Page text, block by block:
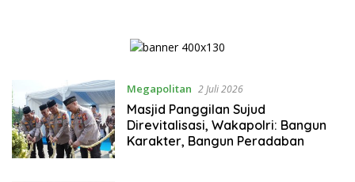
Megapolitan 2 Juli 2026
Masjid Panggilan Sujud
Direvitalisasi, Wakapolri: Bangun
Karakter, Bangun Peradaban